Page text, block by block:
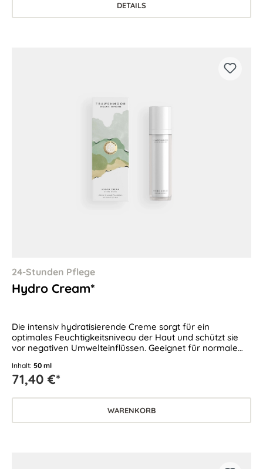
DETAILS
24-Stunden Pflege
Hydro Cream*
Die intensiv hydratisierende Creme sorgt für ein
optimales Feuchtigkeitsniveau der Haut und schützt sie
vor negativen Umwelteinflüssen. Geeignet für normale
Inhalt: 50 ml
71,40 €*
WARENKORB